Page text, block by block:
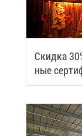
Скид­ка
ные
Samui